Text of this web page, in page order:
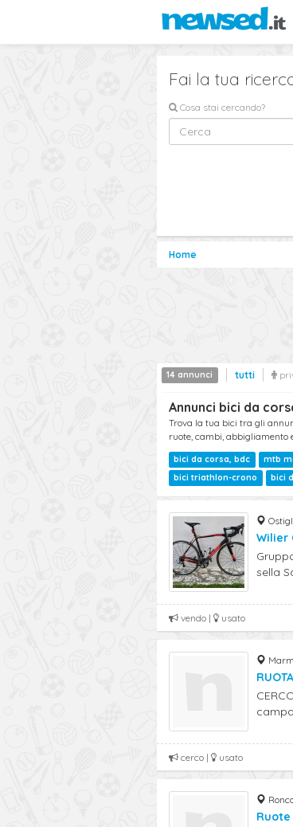
Fai la tua
Cosa stai cercando?
Home
tutti
14 annunci
Annunci bici da
Trova la tua bici tra gli
ruote, cambi, abbigliamento
bici da corsa, bdc mtb
bici triathlon-crono
bici
Wilier
sella
vendo | usato
cerco | usato
Ruote